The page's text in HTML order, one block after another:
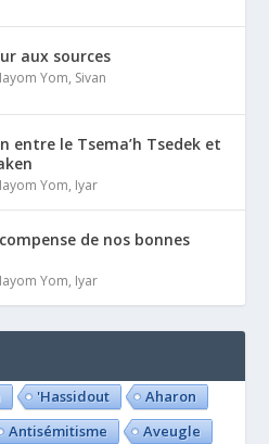
aux sources
Yom, Sivan
entre le Tsema’h Tsedek et
Yom, Iyar
de nos bonnes
Yom, Iyar
'Hassidout
Aharon
Antisémitisme
Aveugle